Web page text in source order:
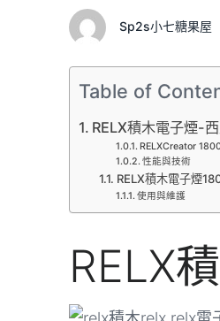
Sp2s小七糖果屋
Table of
RELX積木電子煙-
RELXCreator
性能與技術
RELX積木電子煙
使用與維護
RELX